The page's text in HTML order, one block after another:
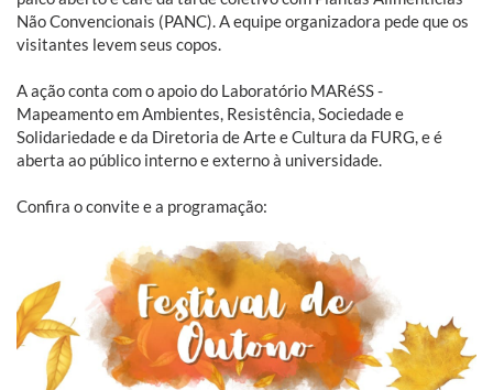
Não Convencionais (PANC). A equipe organizadora pede que os
visitantes levem seus copos.
A ação conta com o apoio do Laboratório MARéSS -
Mapeamento em Ambientes, Resistência, Sociedade e
Solidariedade e da Diretoria de Arte e Cultura da FURG, e é
aberta ao público interno e externo à universidade.
Confira o convite e a programação: